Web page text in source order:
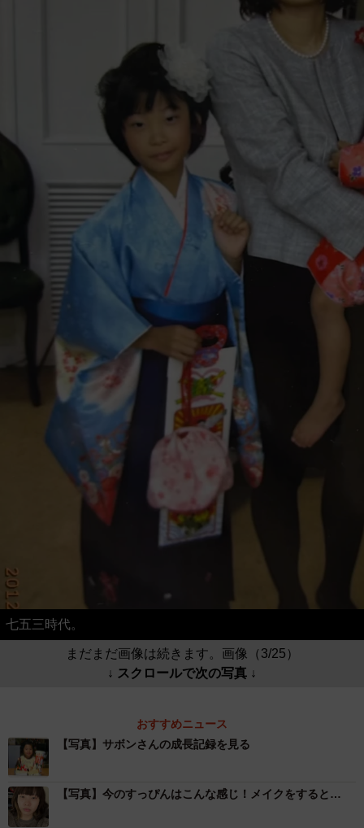
七五三時代。
まだまだ画像は続きます。画像（3/25）
↓ スクロールで次の写真 ↓
おすすめニュース
【写真】サボンさんの成長記録を見る
【写真】今のすっぴんはこんな感じ！メイクをすると…